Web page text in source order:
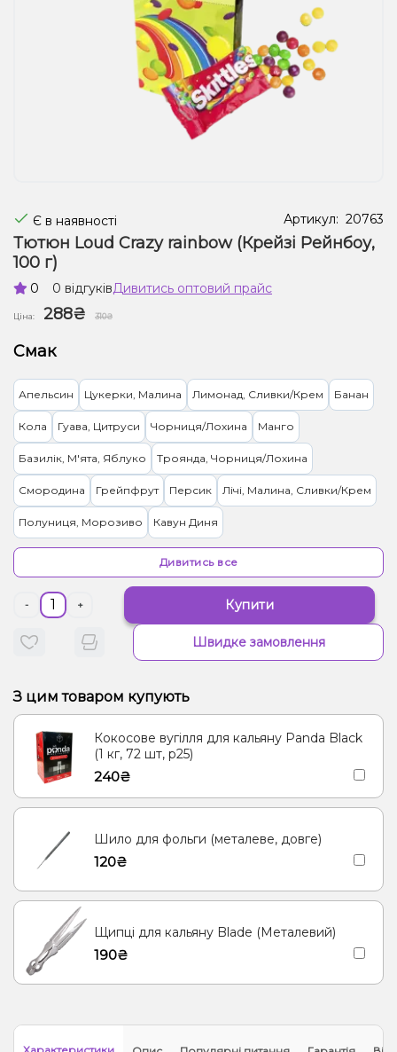
Рідини для електронних сигарет
Подарункові набори
Є в наявності Артикул: 20763
Тютюн Loud Crazy rainbow (Крейзі Рейнбоу,
100 г)
0 0 відгуківДивитись оптовий прайс
Ціна: 288₴ 310₴
Смак
Апельсин Цукерки, Малина Лимонад, Сливки/Крем Банан
Кола Гуава, Цитруси Чорниця/Лохина Манго
Базилік, М'ята, Яблуко Троянда, Чорниця/Лохина
Смородина Грейпфрут Персик Лічі, Малина, Сливки/Крем
Полуниця, Морозиво Кавун Диня
Маракуя Малина Груша/Дюшес
Цукерки, Мультифрукт
Морозиво, Папайя Манго, Персик, Прянощі/Спеції
Вишня/Черешня, Йогурт, Сливки/Крем Ялинка, Ягоди
Лід/Холодок Апельсин, Ананас, Манго, Маракуя
Манго, Енергетик
Дивитись все
- + Купити
Швидке замовлення
З цим товаром купують
Кокосове вугілля для кальяну Panda Black
(1 кг, 72 шт, р25)
240₴
Шило для фольги (металеве, довге)
120₴
Щипці для кальяну Blade (Металевий)
190₴